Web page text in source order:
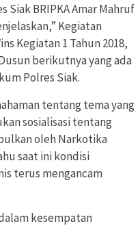
Siak BRIPKA Amar Mahruf
Kegiatan
Kegiatan 1 Tahun 2018,
berikutnya yang ada
Polres Siak.
tentang tema yang
sosialisasi tentang
oleh Narkotika
saat ini kondisi
terus mengancam
kesempatan